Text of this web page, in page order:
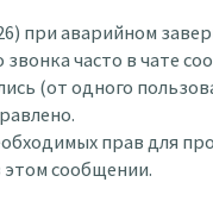
при аварийном
звонка часто в чате
(от одного
прав для
сообщении.